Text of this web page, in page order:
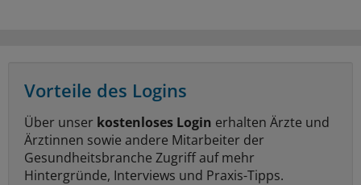
Vorteile des Logins
Über unser kostenloses Login erhalten Ärzte und
Ärztinnen sowie andere Mitarbeiter der
Gesundheitsbranche Zugriff auf mehr
Hintergründe, Interviews und Praxis-Tipps.